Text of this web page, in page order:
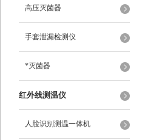
高压灭菌器
手套泄漏检测仪
*灭菌器
红外线测温仪
人脸识别测温一体机